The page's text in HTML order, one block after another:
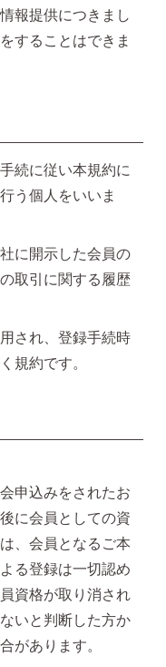
報提供につきまし
することはできま
続に従い本規約に
う個人をいいま
に開示した会員の
取引に関する履歴
され、登録手続時
規約です。
申込みをされたお
に会員としての資
、会員となるご本
る登録は一切認め
資格が取り消され
いと判断した方か
があります。